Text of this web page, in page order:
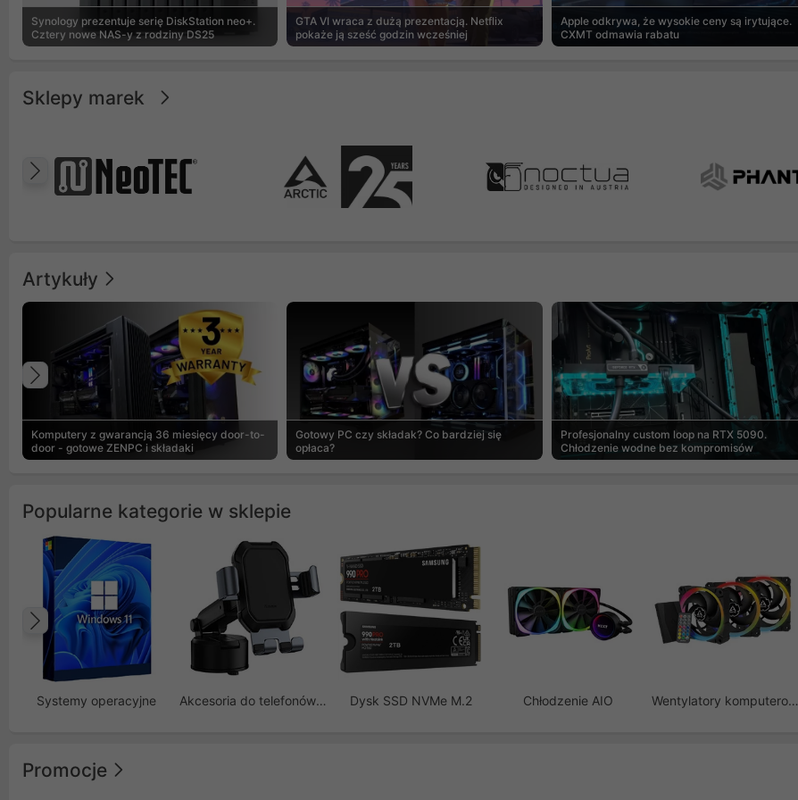
Synology prezentuje serię DiskStation neo+.
Cztery nowe NAS-y z rodziny DS25
GTA VI wraca z dużą prezentacją. Netflix
pokaże ją sześć godzin wcześniej
Apple odkrywa, że wysokie ceny są irytujące.
CXMT odmawia rabatu
Sklepy marek
Poprzedni
Artykuły
Komputery z gwarancją 36 miesięcy door-to-
door - gotowe ZENPC i składaki
Gotowy PC czy składak? Co bardziej się
opłaca?
Profesjonalny custom loop na RTX 5090.
Chłodzenie wodne bez kompromisów
Poprzedni
Popularne kategorie w sklepie
Systemy operacyjne Akcesoria do telefonów GSM Dysk SSD NVMe M.2 Chłodzenie AIO Wentylatory komputerowe
Poprzedni
Promocje